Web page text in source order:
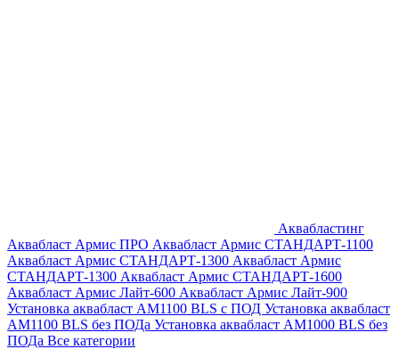
Аквабластинг
Аквабласт Армис ПРО Аквабласт Армис СТАНДАРТ-1100
Аквабласт Армис СТАНДАРТ-1300 Аквабласт Армис
СТАНДАРТ-1300 Аквабласт Армис СТАНДАРТ-1600
Аквабласт Армис Лайт-600 Аквабласт Армис Лайт-900
Установка аквабласт AM1100 BLS с ПОД Установка аквабласт
AM1100 BLS без ПОДа Установка аквабласт AM1000 BLS без
ПОДа Все категории